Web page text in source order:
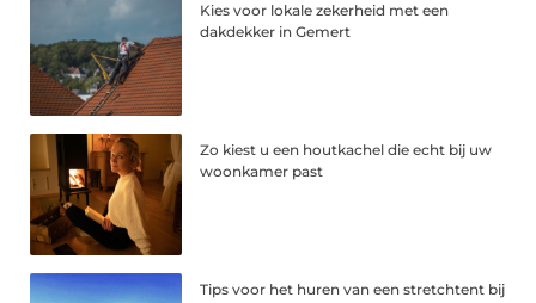
Kies voor lokale zekerheid met een
dakdekker in Gemert
Zo kiest u een houtkachel die echt bij uw
woonkamer past
Tips voor het huren van een stretchtent bij